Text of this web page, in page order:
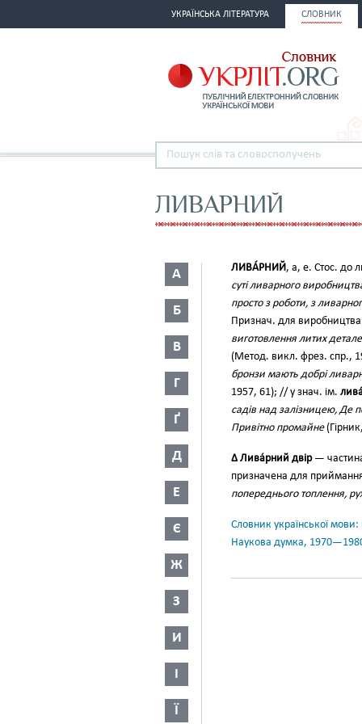
УКРАЇНСЬКА ЛІТЕРАТУРА СЛОВНИК
ЛИВАРНИЙ
А
Б
В
Г
Ґ
Д
Е
Є
Ж
З
И
І
Ї
ЛИВА́РНИЙ, а, е. Стос. до
суті ливарного
просто з роботи, з
Признач. для виробництва
виготовлення литих
(Метод. викл. фрез. спр.,
бронзи мають добрі
1957, 61); // у знач. ім.
садів над залізницею, Де
Привітно промайне
∆ Лива́рний двір—
призначена для
попереднього топлення,
Словник української
Наукова думка,